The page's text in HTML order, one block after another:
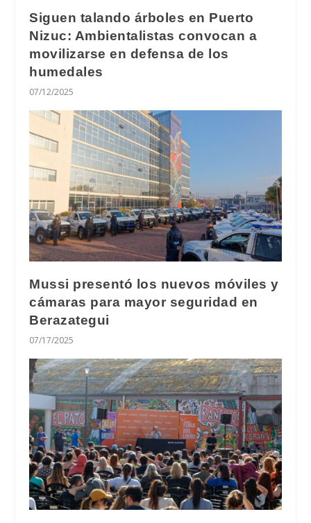
Siguen talando árboles en Puerto
Nizuc: Ambientalistas convocan a
movilizarse en defensa de los
humedales
07/12/2025
Mussi presentó los nuevos móviles y
cámaras para mayor seguridad en
Berazategui
07/17/2025